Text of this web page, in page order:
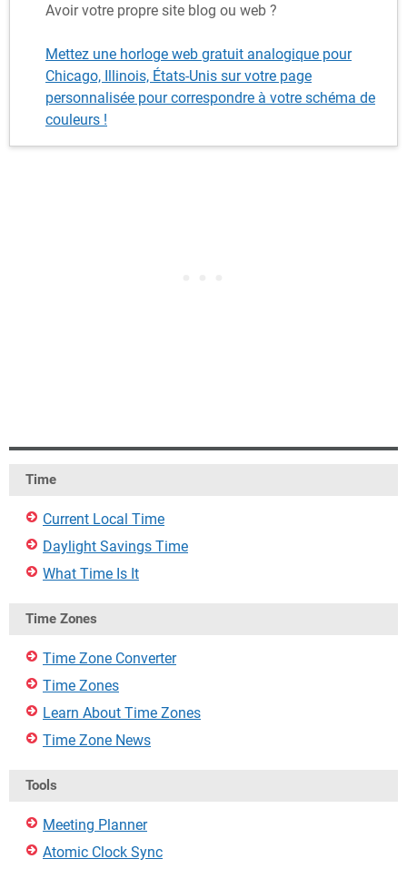
Avoir votre propre site blog ou web ?
Mettez une horloge web gratuit analogique pour
Chicago, Illinois, États-Unis sur votre page
personnalisée pour correspondre à votre schéma de
couleurs !
Time
Current Local Time
Daylight Savings Time
What Time Is It
Time Zones
Time Zone Converter
Time Zones
Learn About Time Zones
Time Zone News
Tools
Meeting Planner
Atomic Clock Sync